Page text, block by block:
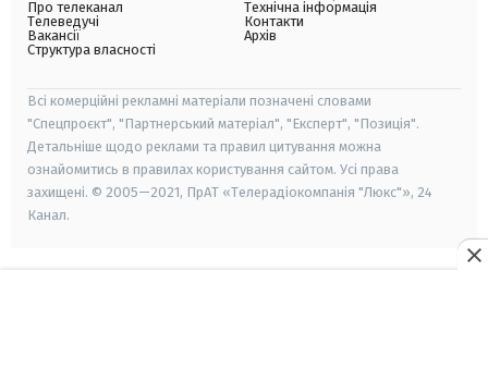
Про телеканал
Телеведучі
Вакансії
Структура власності
Технічна інформація
Контакти
Архів
Всі комерційні рекламні матеріали позначені словами
"Спецпроєкт", "Партнерський матеріал", "Експерт", "Позиція".
Детальніше щодо реклами та правил цитування можна
ознайомитись в правилах користування сайтом. Усі права
захищені. © 2005—2021, ПрАТ «Телерадіокомпанія "Люкс"», 24
Канал.